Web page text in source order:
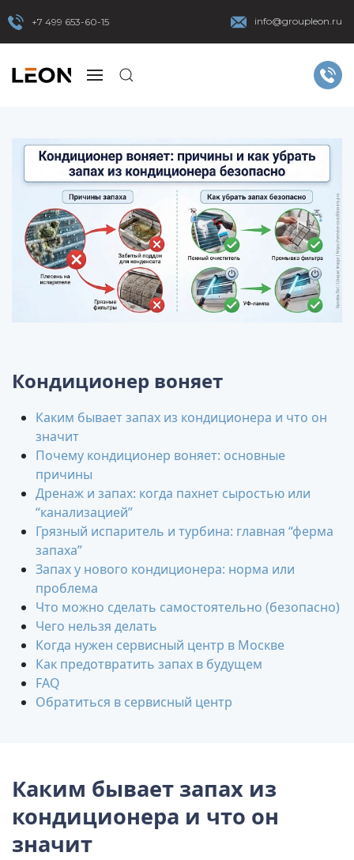
+7 499 653-60-15 info@groupleon.ru
Кондиционер воняет
Каким бывает запах из кондиционера и что он
значит
Почему кондиционер воняет: основные
причины
Дренаж и запах: когда пахнет сыростью или
“канализацией”
Грязный испаритель и турбина: главная “ферма
запаха”
Запах у нового кондиционера: норма или
проблема
Что можно сделать самостоятельно (безопасно)
Чего нельзя делать
Когда нужен сервисный центр в Москве
Как предотвратить запах в будущем
FAQ
Обратиться в сервисный центр
Каким бывает запах из
кондиционера и что он
значит